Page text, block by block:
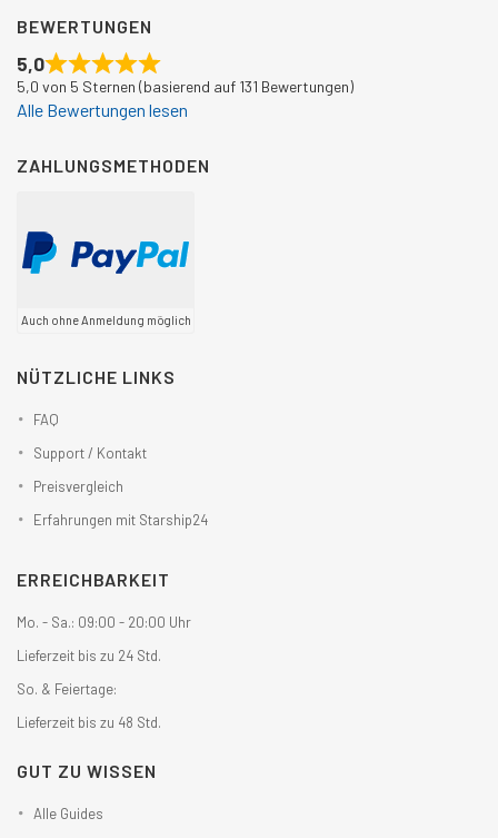
BEWERTUNGEN
5,0
5,0 von 5 Sternen (basierend auf 131 Bewertungen)
Alle Bewertungen lesen
ZAHLUNGSMETHODEN
Auch ohne Anmeldung möglich
NÜTZLICHE LINKS
FAQ
Support / Kontakt
Preisvergleich
Erfahrungen mit Starship24
ERREICHBARKEIT
Mo. - Sa.: 09:00 - 20:00 Uhr
Lieferzeit bis zu 24 Std.
So. & Feiertage:
Lieferzeit bis zu 48 Std.
GUT ZU WISSEN
Alle Guides